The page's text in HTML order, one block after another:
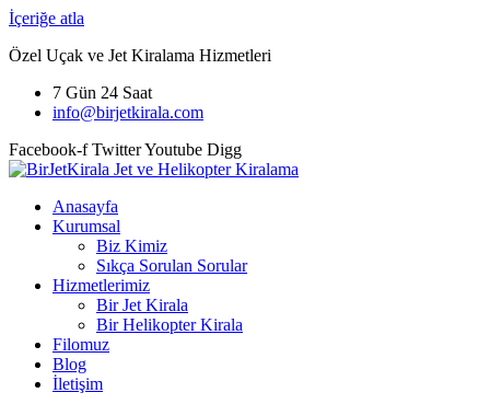
İçeriğe atla
Özel Uçak ve Jet Kiralama Hizmetleri
7 Gün 24 Saat
info@birjetkirala.com
Facebook-f TwitterYoutube Digg
Anasayfa
Kurumsal
Biz Kimiz
Sıkça Sorulan Sorular
Hizmetlerimiz
Bir Jet Kirala
Bir Helikopter Kirala
Filomuz
Blog
İletişim